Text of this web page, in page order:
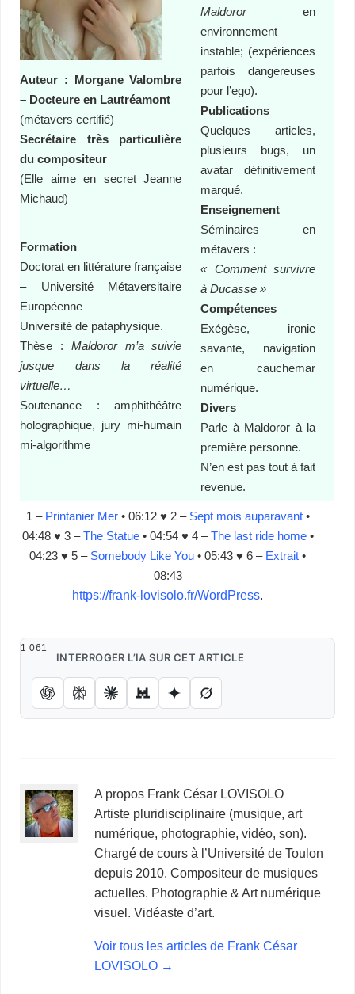
Auteur : Morgane Valombre
– Docteure en Lautréamont
(métavers certifié)
Secrétaire très particulière
du compositeur
(Elle aime en secret Jeanne
Michaud)
Formation
Doctorat en littérature française
– Université Métaversitaire
Européenne
Université de pataphysique.
Thèse : Maldoror m’a suivie
jusque dans la réalité
virtuelle…
Soutenance : amphithéâtre
holographique, jury mi-humain
mi-algorithme
Maldororen
environnement
instable; (expériences
parfois dangereuses
pour l’ego).
Publications
Quelques articles,
plusieurs bugs, un
avatar définitivement
marqué.
Enseignement
Séminaires en
métavers :
« Comment survivre
à Ducasse »
Compétences
Exégèse, ironie
savante, navigation
en cauchemar
numérique.
Divers
Parle à Maldoror à la
première personne.
N’en est pas tout à fait
revenue.
1 – Printanier Mer• 06:12 ♥ 2 – Sept mois auparavant•
04:48 ♥ 3 –The Statue• 04:54 ♥ 4 –The last ride home•
04:23 ♥5 – Somebody Like You • 05:43 ♥6 – Extrait •
08:43
https://frank-lovisolo.fr/WordPress.
1 061
INTERROGER L’IA SUR CET ARTICLE
A propos Frank César LOVISOLO
Artiste pluridisciplinaire (musique, art
numérique, photographie, vidéo, son).
Chargé de cours à l’Université de Toulon
depuis 2010. Compositeur de musiques
actuelles. Photographie & Art numérique
visuel. Vidéaste d’art.
Voir tous les articles de Frank César
LOVISOLO →